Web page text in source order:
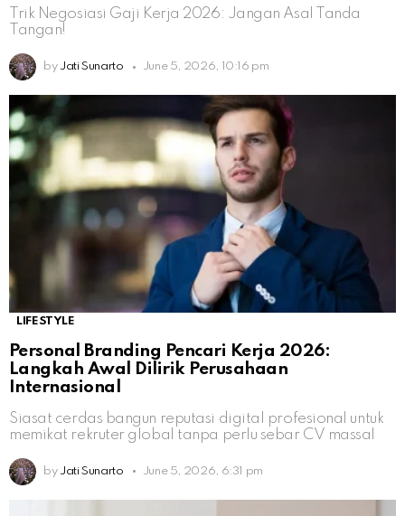
Trik Negosiasi Gaji Kerja 2026: Jangan Asal Tanda
Tangan!
by Jati Sunarto June 5, 2026, 10:16 pm
LIFESTYLE
Personal Branding Pencari Kerja 2026:
Langkah Awal Dilirik Perusahaan
Internasional
Siasat cerdas bangun reputasi digital profesional untuk
memikat rekruter global tanpa perlu sebar CV massal
by Jati Sunarto June 5, 2026, 6:31 pm